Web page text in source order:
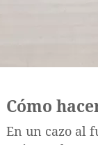
Cómo
En un cazo al